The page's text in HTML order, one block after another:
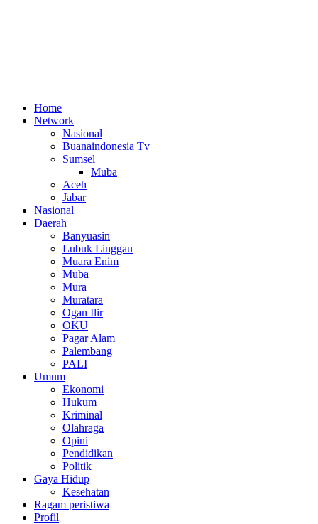
Home
Network
Nasional
Buanaindonesia Tv
Sumsel
Muba
Aceh
Jabar
Nasional
Daerah
Banyuasin
Lubuk Linggau
Muara Enim
Muba
Mura
Muratara
Ogan Ilir
OKU
Pagar Alam
Palembang
PALI
Umum
Ekonomi
Hukum
Kriminal
Olahraga
Opini
Pendidikan
Politik
Gaya Hidup
Kesehatan
Ragam peristiwa
Profil